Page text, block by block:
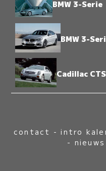
BMW 3-Serie
BMW 3-
Cadillac CTS
contact -intro
- nieuws